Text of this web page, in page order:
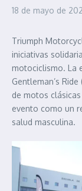
18 de mayo de
Triumph
iniciativas
motociclismo. La
Gentleman’s
de motos
evento como un
salud masculina.